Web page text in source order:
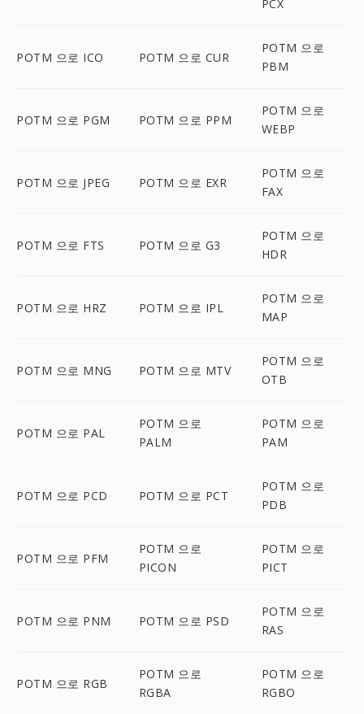
PCX
POTM 으로 ICO POTM 으로 CUR
POTM 으로
PBM
POTM 으로 PGM POTM 으로 PPM
POTM 으로
WEBP
POTM 으로 JPEG POTM 으로 EXR
POTM 으로
FAX
POTM 으로 FTS POTM 으로 G3
POTM 으로
HDR
POTM 으로 HRZ POTM 으로 IPL
POTM 으로
MAP
POTM 으로 MNG POTM 으로 MTV
POTM 으로
OTB
POTM 으로 PAL
POTM 으로
PALM
POTM 으로
PAM
POTM 으로 PCD POTM 으로 PCT
POTM 으로
PDB
POTM 으로 PFM
POTM 으로
PICON
POTM 으로
PICT
POTM 으로 PNM POTM 으로 PSD
POTM 으로
RAS
POTM 으로 RGB
POTM 으로
RGBA
POTM 으로
RGBO